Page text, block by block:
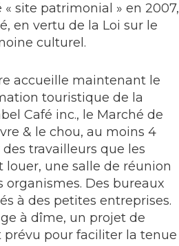
« site patrimonial » en 2007,
en vertu de la Loi sur le
culturel.
accueille maintenant le
touristique de la
Café inc., le Marché de
& le chou, au moins 4
travailleurs que les
une salle de réunion
organismes. Des bureaux
à des petites entreprises.
à dîme, un projet de
pour faciliter la tenue